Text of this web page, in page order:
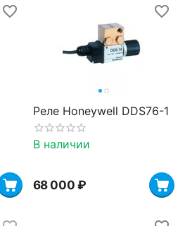
Реле Honeywell DDS76-1
В наличии
68 000 ₽